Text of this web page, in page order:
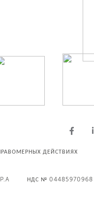
ДЕЙСТВИЯХ
НДС № 04485970968